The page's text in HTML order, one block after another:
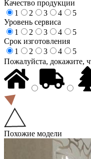
Качество продукции
1
2 3 4
5
Уровень сервиса
1
2 3 4
5
Срок изготовления
1
2 3 4
5
Пожалуйста, докажите,
Похожие модели